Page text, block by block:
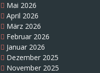
Mai 2026
April 2026
März 2026
Februar 2026
Januar 2026
Dezember 2025
November 2025